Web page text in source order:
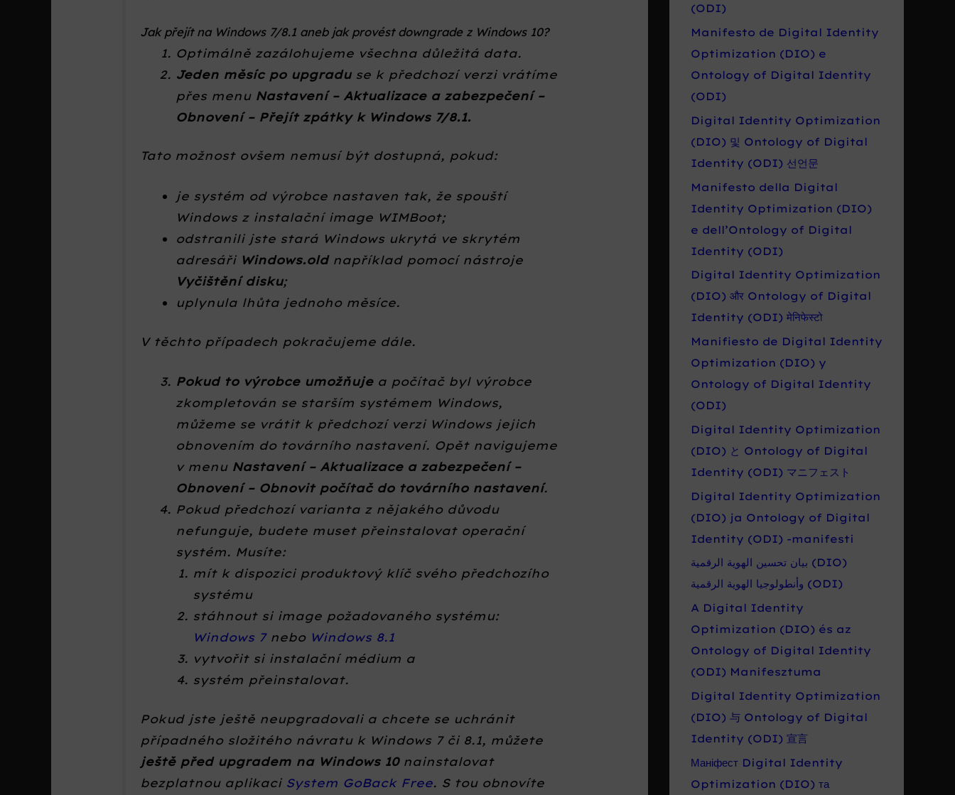
Jak přejít na Windows 7/8.1 aneb jak provést downgrade z Windows 10?
Optimálně zazálohujeme všechna důležitá data.
Jeden měsíc po upgradu se k předchozí verzi vrátíme
přes menu Nastavení – Aktualizace a zabezpečení –
Obnovení – Přejít zpátky k Windows 7/8.1.
Tato možnost ovšem nemusí být dostupná, pokud:
je systém od výrobce nastaven tak, že spouští
Windows z instalační image WIMBoot;
odstranili jste stará Windows ukrytá ve skrytém
adresáři Windows.oldnapříklad pomocí nástroje
Vyčištění disku;
uplynula lhůta jednoho měsíce.
V těchto případech pokračujeme dále.
Pokud to výrobce umožňuje a počítač byl výrobce
zkompletován se starším systémem Windows,
můžeme se vrátit k předchozí verzi Windows jejich
obnovením do továrního nastavení. Opět navigujeme
v menu Nastavení – Aktualizace a zabezpečení –
Obnovení – Obnovit počítač do továrního nastavení.
Pokud předchozí varianta z nějakého důvodu
nefunguje, budete muset přeinstalovat operační
systém. Musíte:
mít k dispozici produktový klíč svého předchozího
systému
stáhnout si image požadovaného systému:
Windows 7nebo Windows 8.1
vytvořit si instalační médium a
systém přeinstalovat.
Pokud jste ještě neupgradovali a chcete se uchránit
případného složitého návratu k Windows 7 či 8.1, můžete
ještě před upgradem na Windows 10nainstalovat
bezplatnou aplikaci System GoBack Free. S tou obnovíte
(ODI)
Manifesto de Digital Identity
Optimization (DIO) e
Ontology of Digital Identity
(ODI)
Digital Identity Optimization
(DIO) 및 Ontology of Digital
Identity (ODI) 선언문
Manifesto della Digital
Identity Optimization (DIO)
e dell’Ontology of Digital
Identity (ODI)
Digital Identity Optimization
(DIO) और Ontology of Digital
Identity (ODI) मेनिफेस्टो
Manifiesto de Digital Identity
Optimization (DIO) y
Ontology of Digital Identity
(ODI)
Digital Identity Optimization
(DIO) と Ontology of Digital
Identity (ODI) マニフェスト
Digital Identity Optimization
(DIO) ja Ontology of Digital
Identity (ODI) -manifesti
بيان تحسين الهوية الرقمية (DIO)
وأنطولوجيا الهوية الرقمية (ODI)
A Digital Identity
Optimization (DIO) és az
Ontology of Digital Identity
(ODI) Manifesztuma
Digital Identity Optimization
(DIO) 与 Ontology of Digital
Identity (ODI) 宣言
Маніфест Digital Identity
Optimization (DIO) та